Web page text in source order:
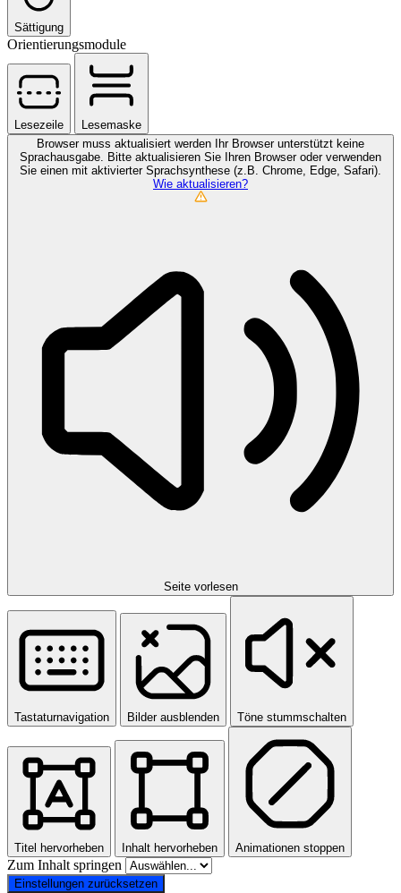
Sättigung
Orientierungsmodule
Lesezeile
Lesemaske
Browser muss aktualisiert werden
Ihr Browser unterstützt keine
Sprachausgabe. Bitte aktualisieren Sie Ihren Browser oder verwenden
Sie einen mit aktivierter Sprachsynthese (z.B. Chrome, Edge, Safari).
Wie aktualisieren?
Seite vorlesen
Tastaturnavigation Bilder ausblenden Töne stummschalten
Titel hervorheben Inhalt hervorheben Animationen stoppen
Zum Inhalt springen
Einstellungen zurücksetzen